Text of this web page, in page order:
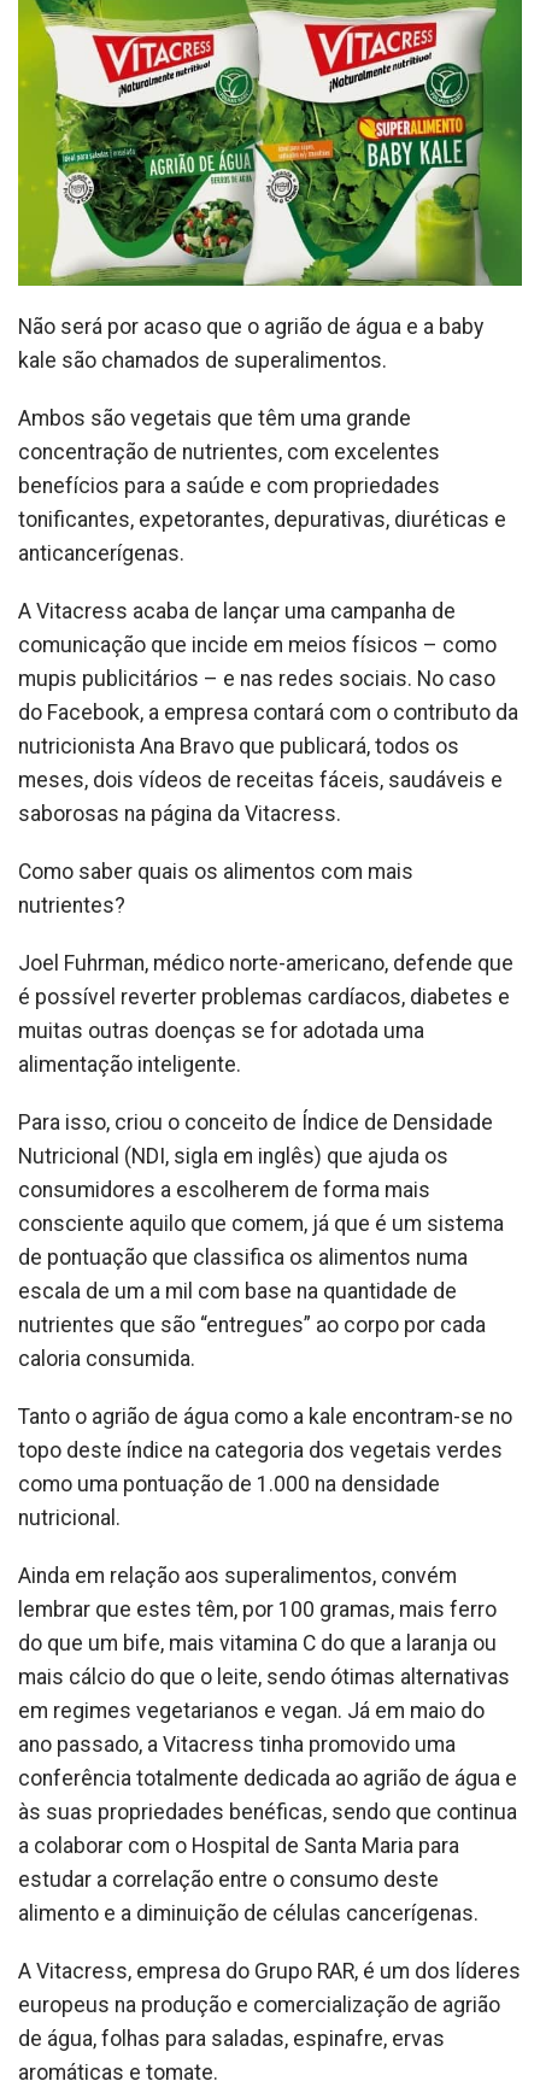
Não será por acaso que o agrião de água e a baby
kale são chamados de superalimentos.
Ambos são vegetais que têm uma grande
concentração de nutrientes, com excelentes
benefícios para a saúde e com propriedades
tonificantes, expetorantes, depurativas, diuréticas e
anticancerígenas.
A Vitacress acaba de lançar uma campanha de
comunicação que incide em meios físicos – como
mupis publicitários – e nas redes sociais. No caso
do Facebook, a empresa contará com o contributo da
nutricionista Ana Bravo que publicará, todos os
meses, dois vídeos de receitas fáceis, saudáveis e
saborosas na página da Vitacress.
Como saber quais os alimentos com mais
nutrientes?
Joel Fuhrman, médico norte-americano, defende que
é possível reverter problemas cardíacos, diabetes e
muitas outras doenças se for adotada uma
alimentação inteligente.
Para isso, criou o conceito de Índice de Densidade
Nutricional (NDI, sigla em inglês) que ajuda os
consumidores a escolherem de forma mais
consciente aquilo que comem, já que é um sistema
de pontuação que classifica os alimentos numa
escala de um a mil com base na quantidade de
nutrientes que são “entregues” ao corpo por cada
caloria consumida.
Tanto o agrião de água como a kale encontram-se no
topo deste índice na categoria dos vegetais verdes
como uma pontuação de 1.000 na densidade
nutricional.
Ainda em relação aos superalimentos, convém
lembrar que estes têm, por 100 gramas, mais ferro
do que um bife, mais vitamina C do que a laranja ou
mais cálcio do que o leite, sendo ótimas alternativas
em regimes vegetarianos e vegan. Já em maio do
ano passado, a Vitacress tinha promovido uma
conferência totalmente dedicada ao agrião de água e
às suas propriedades benéficas, sendo que continua
a colaborar com o Hospital de Santa Maria para
estudar a correlação entre o consumo deste
alimento e a diminuição de células cancerígenas.
A Vitacress, empresa do Grupo RAR, é um dos líderes
europeus na produção e comercialização de agrião
de água, folhas para saladas, espinafre, ervas
aromáticas e tomate.